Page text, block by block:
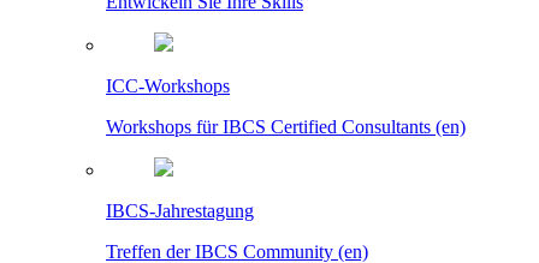
ICC-Workshops
Workshops für IBCS Certified Consultants (en)
IBCS-Jahrestagung
Treffen der IBCS Community (en)